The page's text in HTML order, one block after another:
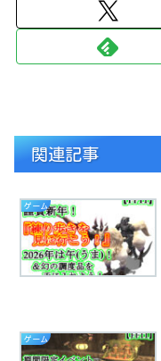
関連記事
ゲーム
ゲーム